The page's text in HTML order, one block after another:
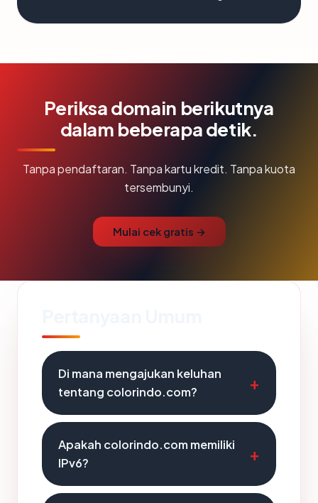
Periksa domain berikutnya
dalam beberapa detik.
Tanpa pendaftaran. Tanpa kartu kredit. Tanpa kuota
tersembunyi.
Mulai cek gratis →
Di mana mengajukan keluhan
tentang colorindo.com?
Apakah colorindo.com memiliki
IPv6?